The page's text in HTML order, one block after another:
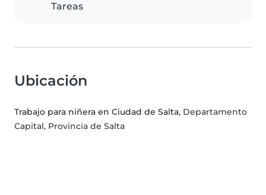
Tareas
Ubicación
Trabajo para niñera en Ciudad de Salta, Departamento
Capital, Provincia de Salta